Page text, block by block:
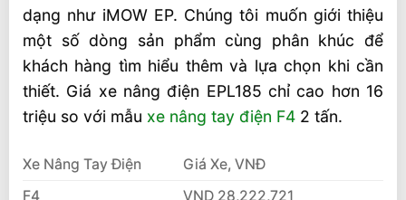
dạng như iMOW EP. Chúng tôi muốn giới thiệu
một số dòng sản phẩm cùng phân khúc để
khách hàng tìm hiểu thêm và lựa chọn khi cần
thiết. Giá xe nâng điện EPL185 chỉ cao hơn 16
triệu so với mẫu xe nâng tay điện F4 2 tấn.
Xe Nâng Tay Điện
Giá Xe, VNĐ
F4
VND 28,222,721